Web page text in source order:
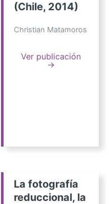
(Chile, 2014)
Christian Matamoros
Ver publicación
→
La fotografía
reduccional, la